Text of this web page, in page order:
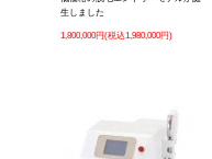
生しました
1,800,000円(税込1,980,000円)